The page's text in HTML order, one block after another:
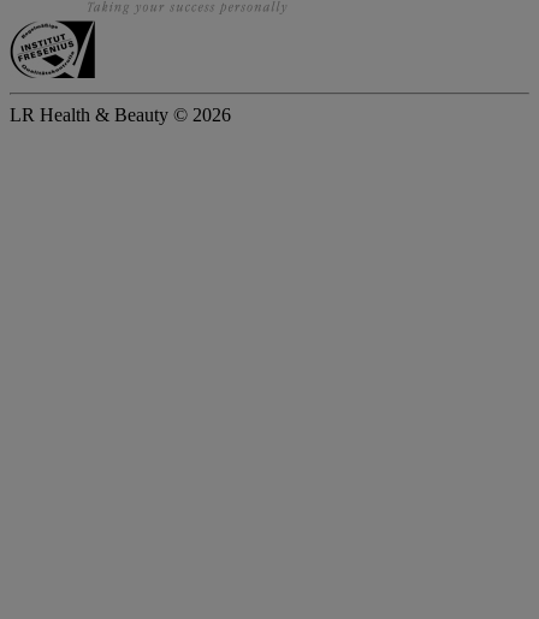
LR Health & Beauty © 2026